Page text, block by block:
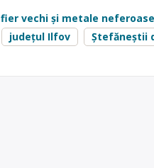
fier vechi și metale neferoase
județul Ilfov Ştefăneștii